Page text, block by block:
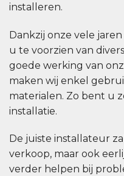
installeren.
Dankzij onze vele
u te voorzien van
goede werking van
maken wij enkel
materialen. Zo bent u
installatie.
De juiste installateur
verkoop, maar ook
verder helpen bij